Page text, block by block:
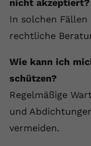
nicht akzeptiert?
In solchen
rechtliche
Wie kann ich
schützen?
Regelmäßige
und
vermeiden.